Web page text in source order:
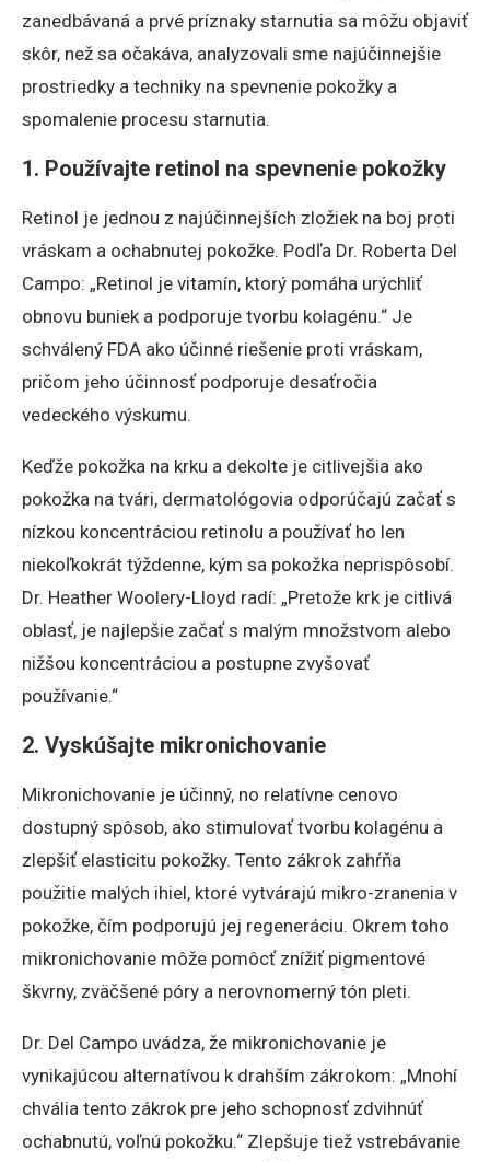
zanedbávaná a prvé príznaky starnutia sa môžu objaviť
skôr, než sa očakáva, analyzovali sme najúčinnejšie
prostriedky a techniky na spevnenie pokožky a
spomalenie procesu starnutia.
1. Používajte retinol na spevnenie pokožky
Retinol je jednou z najúčinnejších zložiek na boj proti
vráskam a ochabnutej pokožke. Podľa Dr. Roberta Del
Campo: „Retinol je vitamín, ktorý pomáha urýchliť
obnovu buniek a podporuje tvorbu kolagénu.“ Je
schválený FDA ako účinné riešenie proti vráskam,
pričom jeho účinnosť podporuje desaťročia
vedeckého výskumu.
Keďže pokožka na krku a dekolte je citlivejšia ako
pokožka na tvári, dermatológovia odporúčajú začať s
nízkou koncentráciou retinolu a používať ho len
niekoľkokrát týždenne, kým sa pokožka neprispôsobí.
Dr. Heather Woolery-Lloyd radí: „Pretože krk je citlivá
oblasť, je najlepšie začať s malým množstvom alebo
nižšou koncentráciou a postupne zvyšovať
používanie.“
2. Vyskúšajte mikronichovanie
Mikronichovanie je účinný, no relatívne cenovo
dostupný spôsob, ako stimulovať tvorbu kolagénu a
zlepšiť elasticitu pokožky. Tento zákrok zahŕňa
použitie malých ihiel, ktoré vytvárajú mikro-zranenia v
pokožke, čím podporujú jej regeneráciu. Okrem toho
mikronichovanie môže pomôcť znížiť pigmentové
škvrny, zväčšené póry a nerovnomerný tón pleti.
Dr. Del Campo uvádza, že mikronichovanie je
vynikajúcou alternatívou k drahším zákrokom: „Mnohí
chvália tento zákrok pre jeho schopnosť zdvihnúť
ochabnutú, voľnú pokožku.“ Zlepšuje tiež vstrebávanie